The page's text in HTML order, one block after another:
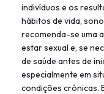
indivíduos e os
hábitos de vida,
recomenda-se uma
estar sexual e, se
de saúde antes de
especialmente em
condições crónicas.